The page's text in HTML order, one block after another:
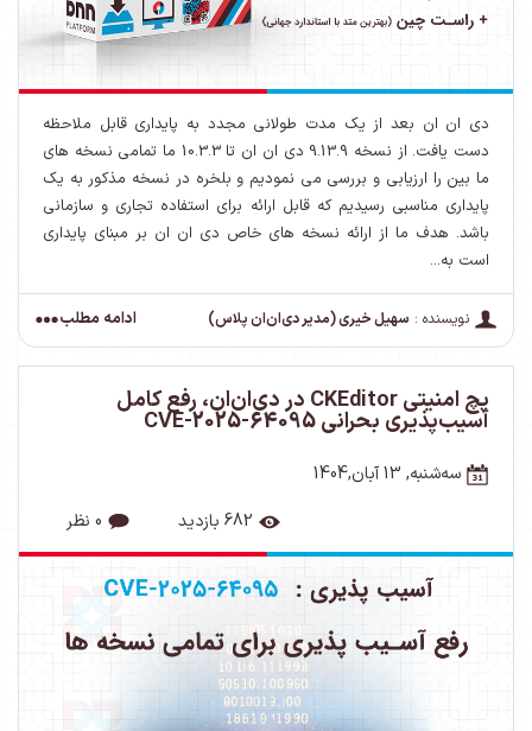
دی ان ان بعد از یک مدت طولانی مجدد به پایداری قابل ملاحظه
دست یافت. از نسخه 9.13.9 دی ان ان تا 10.3.3 ما تمامی نسخه های
ما بین را ارزیابی و بررسی می نمودیم و بلخره در نسخه مذکور به یک
پایداری مناسبی رسیدیم که قابل ارائه برای استفاده تجاری و سازمانی
باشد. هدف ما از ارائه نسخه های خاص دی ان ان بر مبنای پایداری
است به...
نویسنده : سهیل خیری (مدیر دی‌ان‌ان پلاس) ادامه مطلب
پچ امنیتی CKEditor در دی‌ان‌ان، رفع کامل
آسیب‌پذیری بحرانی CVE-2025-64095
ﺳﻪشنبه, 13 آبان,1404